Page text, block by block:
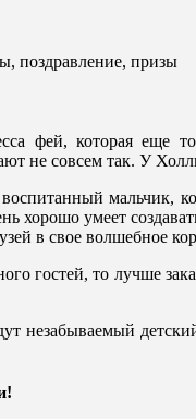
поздравление, призы
фей, которая еще
не совсем так. У
мальчик,
хорошо умеет
в свое волшебное
гостей, то лучше
незабываемый